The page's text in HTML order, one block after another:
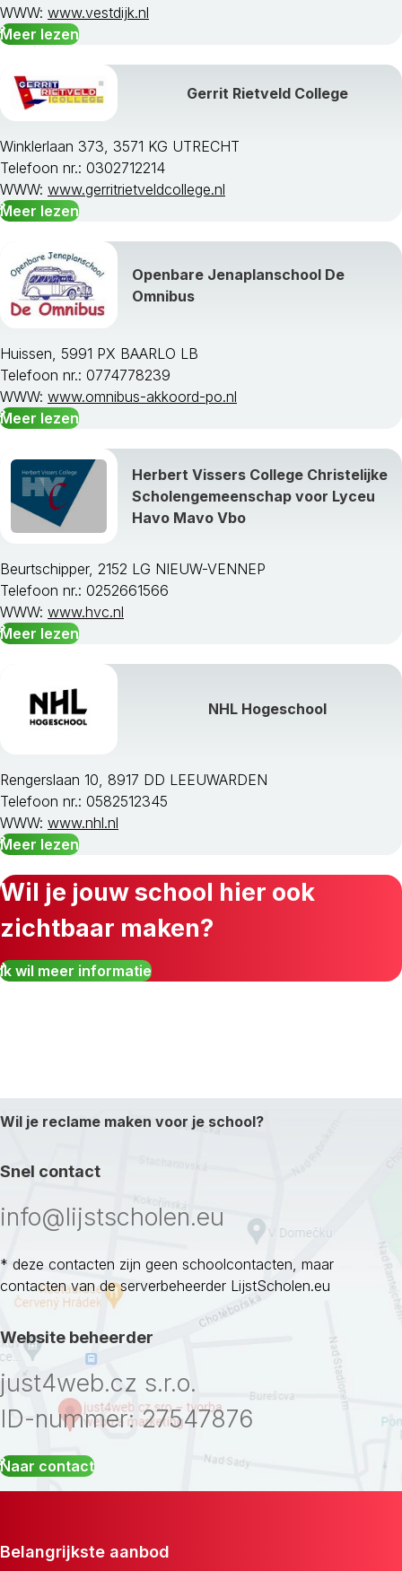
WWW: www.vestdijk.nl
Meer lezen
Gerrit Rietveld College
Winklerlaan 373, 3571 KG UTRECHT
Telefoon nr.: 0302712214
WWW: www.gerritrietveldcollege.nl
Meer lezen
Openbare Jenaplanschool De
Omnibus
Huissen, 5991 PX BAARLO LB
Telefoon nr.: 0774778239
WWW: www.omnibus-akkoord-po.nl
Meer lezen
Herbert Vissers College Christelijke
Scholengemeenschap voor Lyceu
Havo Mavo Vbo
Beurtschipper, 2152 LG NIEUW-VENNEP
Telefoon nr.: 0252661566
WWW: www.hvc.nl
Meer lezen
NHL Hogeschool
Rengerslaan 10, 8917 DD LEEUWARDEN
Telefoon nr.: 0582512345
WWW: www.nhl.nl
Meer lezen
Wil je jouw school hier ook
zichtbaar maken?
Ik wil meer informatie
Wil je reclame maken voor je school?
Snel contact
info@lijstscholen.eu
* deze contacten zijn geen schoolcontacten, maar
contacten van de serverbeheerder LijstScholen.eu
Website beheerder
just4web.cz s.r.o.
ID-nummer: 27547876
Naar contact
Belangrijkste aanbod